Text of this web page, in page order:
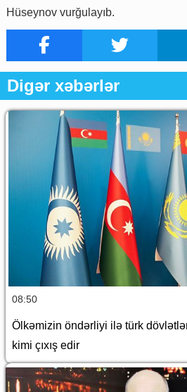
Hüseynov vurğulayıb.
Digər xəbərlər
08:50
Ölkəmizin öndərliyi ilə türk
kimi çıxış edir